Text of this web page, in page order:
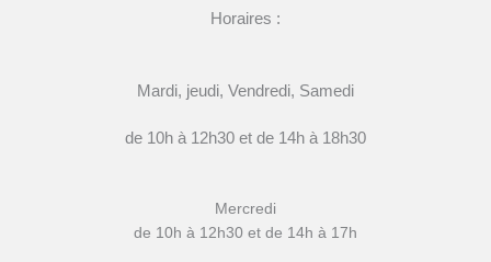
Horaires :
Mardi, jeudi, Vendredi, Samedi
de 10h à 12h30 et de 14h à 18h30
Mercredi
de 10h à 12h30 et de 14h à 17h